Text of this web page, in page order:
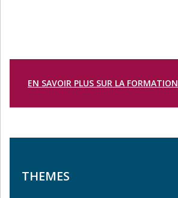
EN SAVOIR PLUS SUR LA FORMATION
THEMES